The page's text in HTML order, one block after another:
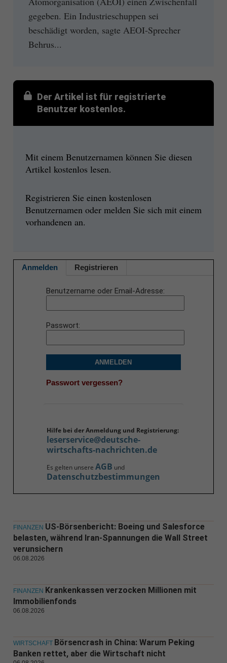
gegeben. Ein Industrieschuppen sei
beschädigt worden, sagte AEOI-Sprecher
Behrus...
Der Artikel ist für registrierte
Benutzer kostenlos.
Mit einem Benutzernamen können Sie diesen
Artikel kostenlos lesen.
Registrieren Sie einen kostenlosen
Benutzernamen oder melden Sie sich mit einem
vorhandenen an.
Anmelden Registrieren
Benutzername oder Email-Adresse
Passwort
ANMELDEN
Passwort vergessen?
Hilfe bei der Anmeldung und Registrierung:
leserservice@deutsche-
wirtschafts-nachrichten.de
Es gelten unsere AGB und
Datenschutzbestimmungen
FINANZEN US-Börsenbericht: Boeing und Salesforce
belasten, während Iran-Spannungen die Wall Street
verunsichern
06.08.2026
FINANZEN Krankenkassen verzocken Millionen mit
Immobilienfonds
06.08.2026
WIRTSCHAFT Börsencrash in China: Warum Peking
Banken rettet, aber die Wirtschaft nicht